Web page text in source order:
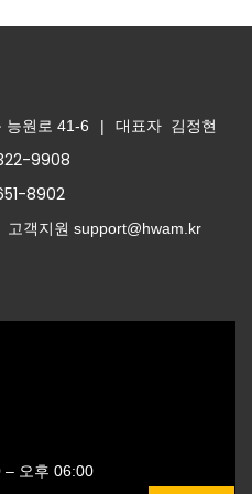
능원로 41-6 | 대표자 김정현
9908
8902
고객지원 support@hwam.kr
– 오후 06:00